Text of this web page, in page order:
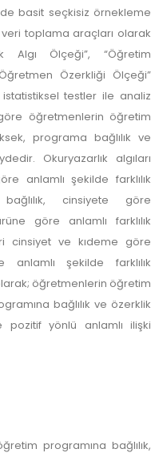
basit seçkisiz örnekleme
veri toplama araçları olarak
Algı Ölçeği”, “Öğretim
Özerkliği Ölçeği”
istatistiksel testler ile analiz
öğretmenlerin öğretim
programa bağlılık ve
Okuryazarlık algıları
anlamlı şekilde farklılık
cinsiyete göre
göre anlamlı farklılık
cinsiyet ve kıdeme göre
şekilde farklılık
öğretmenlerin öğretim
bağlılık ve özerklik
pozitif yönlü anlamlı ilişki
programına bağlılık,